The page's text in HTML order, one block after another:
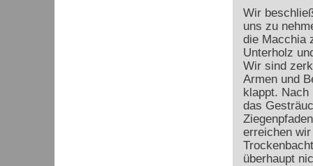
Wir
uns zu
die Macchia
Unterholz
Wir sind
Armen und
klappt. Nach
das
erreichen
überhaupt